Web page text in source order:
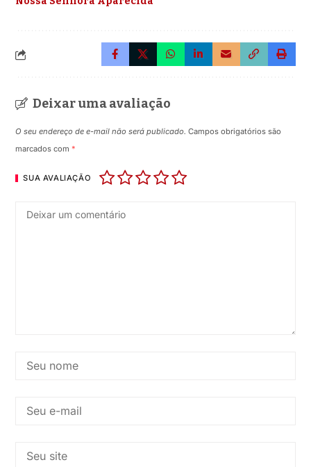
Deixar uma avaliação
O seu endereço de e-mail não será publicado. Campos obrigatórios são
marcados com*
SUA AVALIAÇÃO